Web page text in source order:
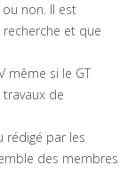
non. Il est
et que
même si le GT
de
rédigé par les
des membres